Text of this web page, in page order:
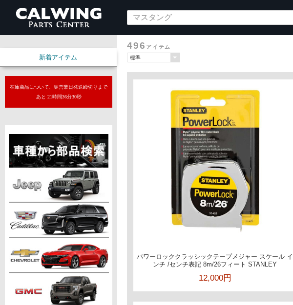
新着アイテム
在庫商品について、翌営業日発送締切りまで
あと 21時間36分28秒
496 アイテム
パワーロッククラッシックテープメジャー スケール イ
ンチ /センチ表記 8m/26フィート STANLEY
12,000円